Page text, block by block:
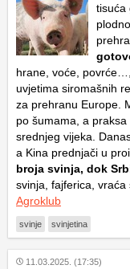
tisuća
hrane, voće,
uvjetima siromašnih
za prehranu Europe.
po šumama, a
srednjeg vijeka.
a Kina prednjači u
broja svinja, dok
svinja, fajferica, vraća
Agroklub
svinje svinjetina
11.03.2025. (17:35)